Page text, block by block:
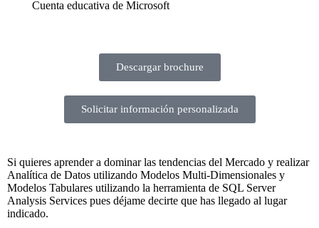
Cuenta educativa de Microsoft
Descargar brochure
Solicitar información personalizada
Si quieres aprender a dominar las tendencias del Mercado y realizar
Analítica de Datos utilizando Modelos Multi-Dimensionales y
Modelos Tabulares utilizando la herramienta de SQL Server
Analysis Services pues déjame decirte que has llegado al lugar
indicado.